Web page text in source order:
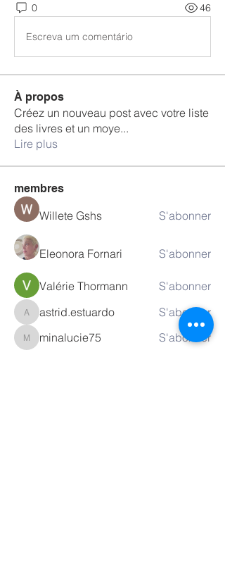
0 46
Escreva um comentário
À propos
Créez un nouveau post avec votre liste
des livres et un moye...
Lire plus
membres
Willete Gshs S'abonner
Eleonora Fornari S'abonner
Valérie Thormann S'abonner
astrid.estuardo
astrid.estuardo S'abonner
minalucie75
minalucie75
S'abonner